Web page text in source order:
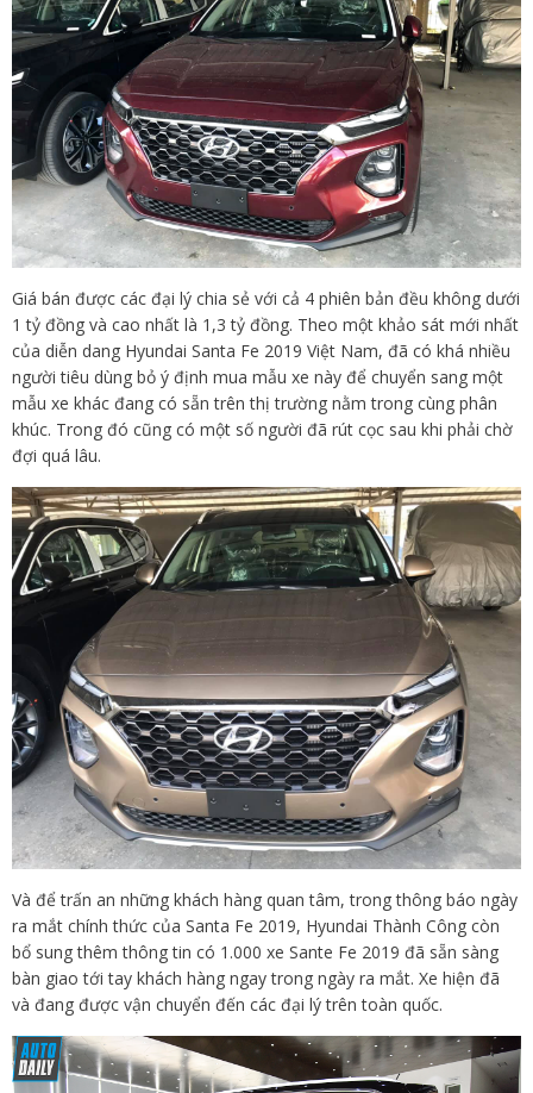
Giá bán được các đại lý chia sẻ với cả 4 phiên bản đều không dưới
1 tỷ đồng và cao nhất là 1,3 tỷ đồng. Theo một khảo sát mới nhất
của diễn dang Hyundai Santa Fe 2019 Việt Nam, đã có khá nhiều
người tiêu dùng bỏ ý định mua mẫu xe này để chuyển sang một
mẫu xe khác đang có sẵn trên thị trường nằm trong cùng phân
khúc. Trong đó cũng có một số người đã rút cọc sau khi phải chờ
đợi quá lâu.
Và để trấn an những khách hàng quan tâm, trong thông báo ngày
ra mắt chính thức của Santa Fe 2019, Hyundai Thành Công còn
bổ sung thêm thông tin có 1.000 xe Sante Fe 2019 đã sẵn sàng
bàn giao tới tay khách hàng ngay trong ngày ra mắt. Xe hiện đã
và đang được vận chuyển đến các đại lý trên toàn quốc.